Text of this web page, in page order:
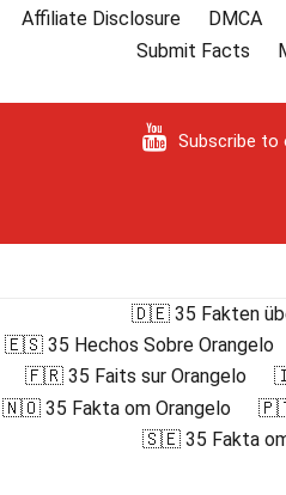
Affiliate Disclosure
DMCA
Submit Facts
Subscribe to
🇩🇪 35 Fakten
🇪🇸 35 Hechos Sobre Orangelo
🇫🇷 35 Faits sur Orangelo
🇳🇴 35 Fakta om Orangelo
🇵🇹
🇸🇪 35 Fakta